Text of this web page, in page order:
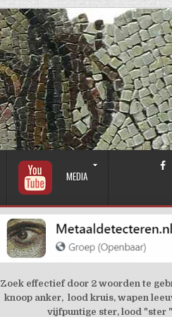
MEDIA
Zoek effectief door 2 woorden te
knoop anker, lood kruis, wapen
vijfpuntige ster, lood "ster "